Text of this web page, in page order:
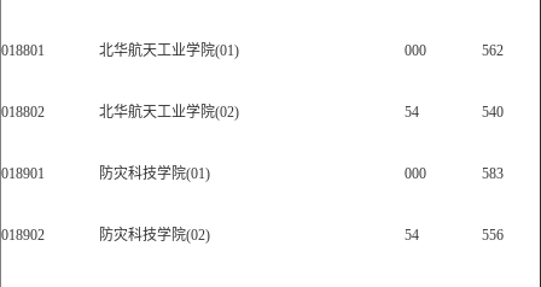
018801 北华航天工业学院(01) 000 562
018802 北华航天工业学院(02) 54 540
018901 防灾科技学院(01) 000 583
018902 防灾科技学院(02) 54 556